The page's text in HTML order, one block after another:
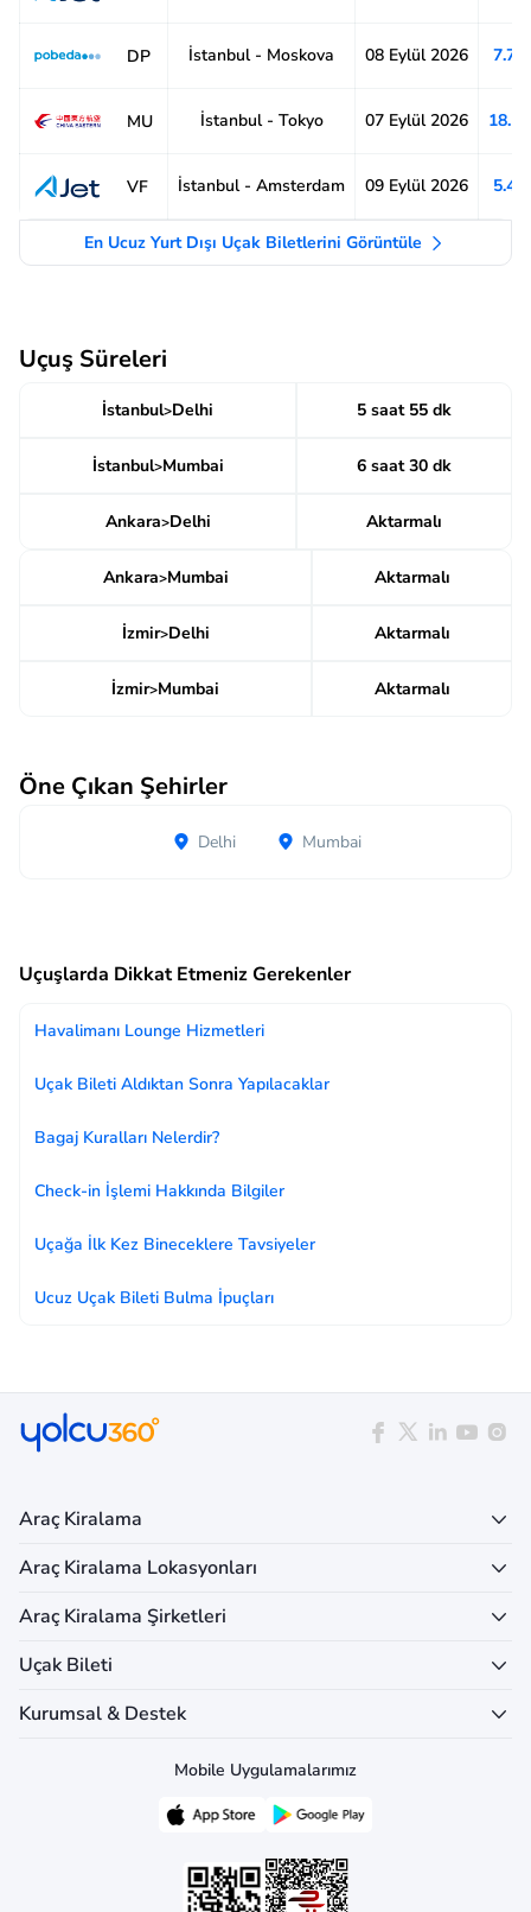
DP İstanbul - Moskova 08 Eylül 2026
MU İstanbul - Tokyo 07 Eylül 2026
VF İstanbul - Amsterdam 09 Eylül 2026
En Ucuz Yurt Dışı Uçak Biletlerini Görüntüle
Uçuş Süreleri
İstanbul>Delhi 5 saat 55 dk
İstanbul>Mumbai 6 saat 30 dk
Ankara>Delhi Aktarmalı
Ankara>Mumbai Aktarmalı
İzmir>Delhi Aktarmalı
İzmir>Mumbai Aktarmalı
Öne Çıkan Şehirler
Delhi Mumbai
Uçuşlarda Dikkat Etmeniz Gerekenler
Havalimanı Lounge Hizmetleri
Uçak Bileti Aldıktan Sonra Yapılacaklar
Bagaj Kuralları Nelerdir?
Check-in İşlemi Hakkında Bilgiler
Uçağa İlk Kez Bineceklere Tavsiyeler
Ucuz Uçak Bileti Bulma İpuçları
Araç Kiralama
Araç Kiralama Lokasyonları
Araç Kiralama Şirketleri
Uçak Bileti
Kurumsal & Destek
Mobile Uygulamalarımız